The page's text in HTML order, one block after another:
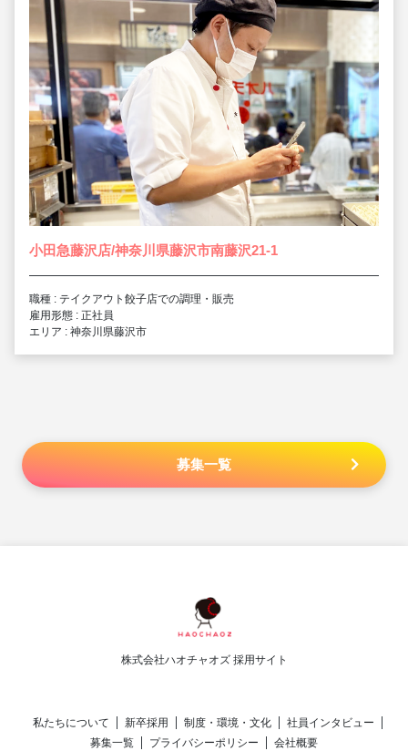
小田急藤沢店/神奈川県藤沢市南藤沢21-1
職種 : テイクアウト餃子店での調理・販売
雇用形態 : 正社員
エリア : 神奈川県藤沢市
募集一覧
株式会社ハオチャオズ 採用サイト
私たちについて 新卒採用 制度・環境・文化
社員インタビュー
募集一覧
プライバシーポリシー 会社概要